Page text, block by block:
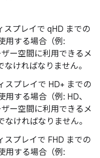
スプレイで qHD までの
用する場合（例:
ー空間に利用できるメ
ければなりません。
スプレイで HD+ までの
する場合（例: HD、
ー空間に利用できるメ
ければなりません。
スプレイで FHD までの
用する場合（例: